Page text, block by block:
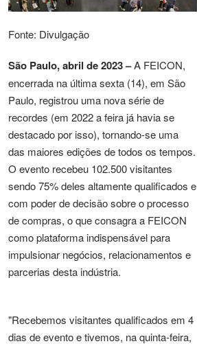
Fonte: Divulgação
São Paulo, abril de 2023 –A FEICON,
encerrada na última sexta (14), em São
Paulo, registrou uma nova série de
recordes (em 2022 a feira já havia se
destacado por isso), tornando-se uma
das maiores edições de todos os tempos.
O evento recebeu 102.500 visitantes
sendo 75% deles altamente qualificados e
com poder de decisão sobre o processo
de compras, o que consagra a FEICON
como plataforma indispensável para
impulsionar negócios, relacionamentos e
parcerias desta indústria.
"Recebemos visitantes qualificados em 4
dias de evento e tivemos, na quinta-feira,